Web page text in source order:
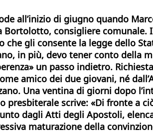
all’inizio di giugno quando
consigliere comunale.
gli consente la legge dello
in più, devo tener conto della
un passo indietro.
amico dei due giovani, né
Una ventina di giorni dopo
presbiterale scrive: «Di fronte a
dagli Atti degli Apostoli,
maturazione della